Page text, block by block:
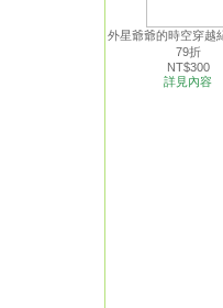
外星爺爺的時空穿越
79折
NT$300
詳見內容